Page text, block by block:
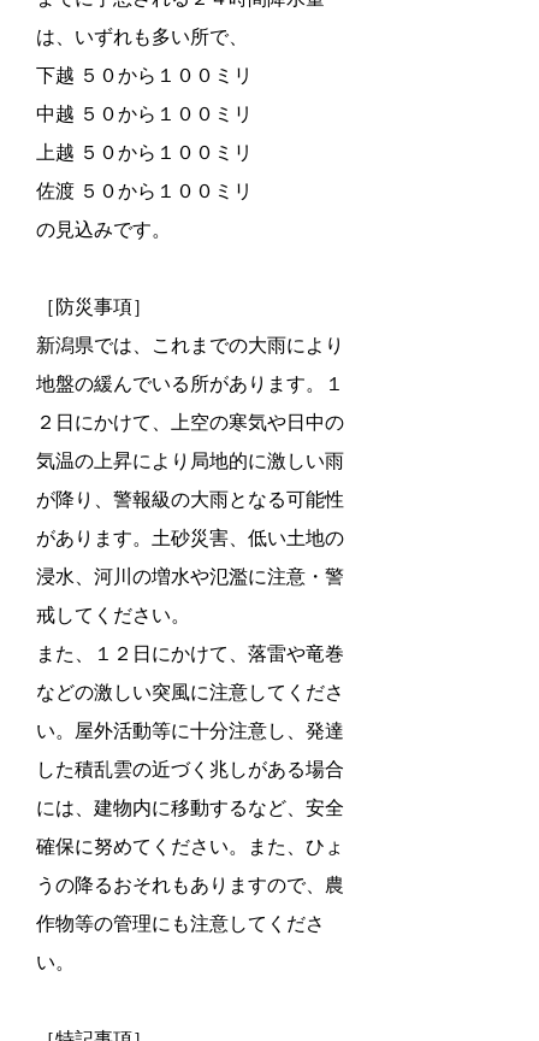
は、いずれも多い所で、
下越 ５０から１００ミリ
中越 ５０から１００ミリ
上越 ５０から１００ミリ
佐渡 ５０から１００ミリ
の見込みです。
［防災事項］
新潟県では、これまでの大雨により
地盤の緩んでいる所があります。１
２日にかけて、上空の寒気や日中の
気温の上昇により局地的に激しい雨
が降り、警報級の大雨となる可能性
があります。土砂災害、低い土地の
浸水、河川の増水や氾濫に注意・警
戒してください。
また、１２日にかけて、落雷や竜巻
などの激しい突風に注意してくださ
い。屋外活動等に十分注意し、発達
した積乱雲の近づく兆しがある場合
には、建物内に移動するなど、安全
確保に努めてください。また、ひょ
うの降るおそれもありますので、農
作物等の管理にも注意してくださ
い。